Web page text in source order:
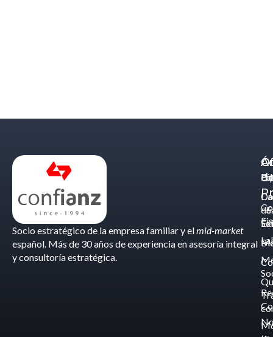
Socio estratégico de la empresa familiar y elmid-market
español. Más de 30 años de experiencia en asesoría integral
y consultoría estratégica.
de
-